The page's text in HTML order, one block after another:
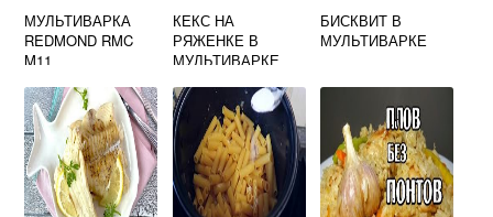
МУЛЬТИВАРКА
REDMOND RMC
M11
КЕКС НА
РЯЖЕНКЕ В
МУЛЬТИВАРКЕ
БИСКВИТ В
МУЛЬТИВАРКЕ